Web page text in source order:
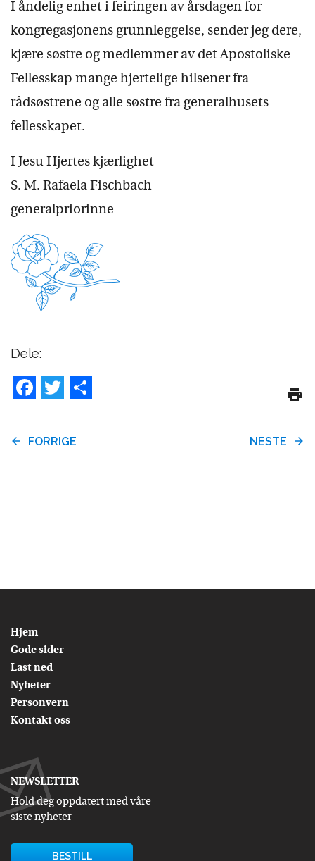
I åndelig enhet i feiringen av årsdagen for
kongregasjonens grunnleggelse, sender jeg dere,
kjære søstre og medlemmer av det Apostoliske
Fellesskap mange hjertelige hilsener fra
rådsøstrene og alle søstre fra generalhusets
fellesskapet.
I Jesu Hjertes kjærlighet
S. M. Rafaela Fischbach
generalpriorinne
Dele:
Facebook
Twitter
FORRIGE NESTE
Hjem
Gode sider
Last ned
Nyheter
Personvern
Kontakt oss
NEWSLETTER
Hold deg oppdatert med våre
siste nyheter
BESTILL